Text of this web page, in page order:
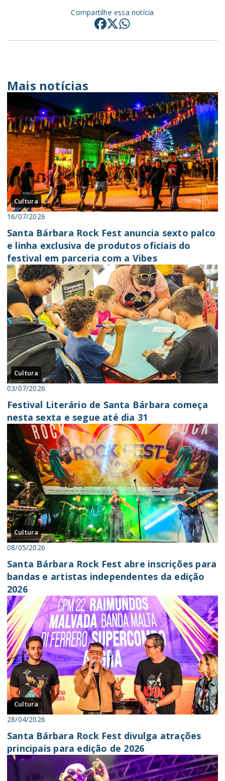
Compartilhe essa notícia
Mais notícias
Cultura
16/07/2026
Santa Bárbara Rock Fest anuncia sexto palco
e linha exclusiva de produtos oficiais do
festival em parceria com a Vibes
Cultura
03/07/2026
Festival Literário de Santa Bárbara começa
nesta sexta e segue até dia 31
Cultura
08/05/2026
Santa Bárbara Rock Fest abre inscrições para
bandas e artistas independentes da edição
2026
Cultura
28/04/2026
Santa Bárbara Rock Fest divulga atrações
principais para edição de 2026